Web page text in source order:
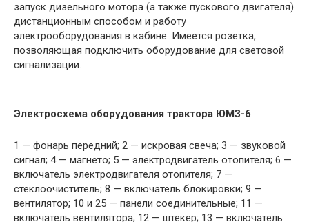
запуск дизельного мотора (а также пускового двигателя)
дистанционным способом и работу
электрооборудования в кабине. Имеется розетка,
позволяющая подключить оборудование для световой
сигнализации.
Электросхема оборудования трактора ЮМЗ-6
1 — фонарь передний; 2 — искровая свеча; 3 — звуковой
сигнал; 4 — магнето; 5 — электродвигатель отопителя; 6 —
включатель электродвигателя отопителя; 7 —
стеклоочиститель; 8 — включатель блокировки; 9 —
вентилятор; 10 и 25 — панели соединительные; 11 —
включатель вентилятора; 12 — штекер; 13 — включатель